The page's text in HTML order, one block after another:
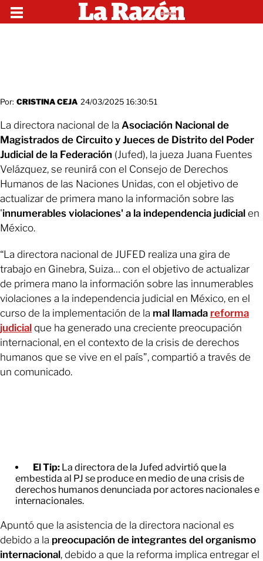
Por: CRISTINA CEJA 24/03/2025 16:30:51
La directora nacional de la Asociación Nacional de
Magistrados de Circuito y Jueces de Distrito del Poder
Judicial de la Federación (Jufed), la jueza Juana Fuentes
Velázquez, se reunirá con el Consejo de Derechos
Humanos de las Naciones Unidas, con el objetivo de
actualizar de primera mano la información sobre las
'innumerables violaciones' a la independencia judicial en
México.
“La directora nacional de JUFED realiza una gira de
trabajo en Ginebra, Suiza… con el objetivo de actualizar
de primera mano la información sobre las innumerables
violaciones a la independencia judicial en México, en el
curso de la implementación de la mal llamada reforma
judicial que ha generado una creciente preocupación
internacional, en el contexto de la crisis de derechos
humanos que se vive en el país”, compartió a través de
un comunicado.
El Tip: La directora de la Jufed advirtió que la
embestida al PJ se produce en medio de una crisis de
derechos humanos denunciada por actores nacionales e
internacionales.
Apuntó que la asistencia de la directora nacional es
debido a la preocupación de integrantes del organismo
internacional, debido a que la reforma implica entregar el